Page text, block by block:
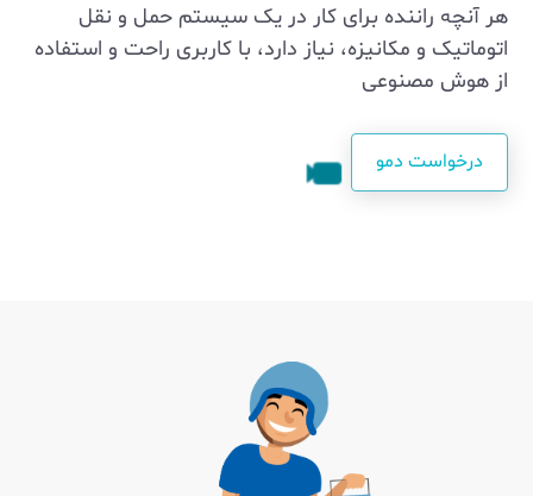
هر آنچه راننده برای کار در یک سیستم حمل و نقل
اتوماتیک و مکانیزه، نیاز دارد، با کاربری راحت و استفاده
از هوش مصنوعی
درخواست دمو